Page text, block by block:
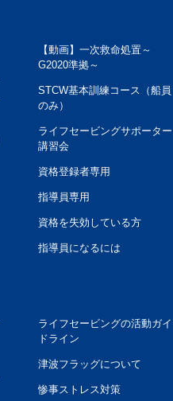
【動画】一次救命処置～
G2020準拠～
STCW基本訓練コース（船員
のみ）
ライフセービングサポーター
講習会
資格登録者専用
指導員専用
資格を失効している方
指導員になるには
ライフセービングの活動ガイ
ドライン
津波フラッグについて
惨事ストレス対策